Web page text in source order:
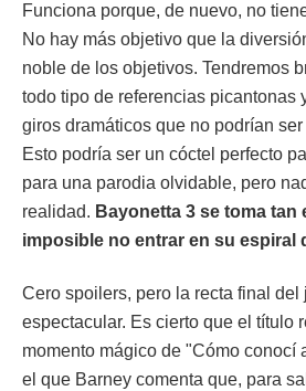
Funciona porque, de nuevo, no
No hay más objetivo que la
noble de los objetivos. Tendremos
todo tipo de referencias picantonas
giros dramáticos que no podrían
Esto podría ser un cóctel perfecto
para una parodia olvidable, pero
realidad. Bayonetta 3 se toma tan
imposible no entrar en su espiral
Cero spoilers, pero la recta final del
espectacular. Es cierto que el título
momento mágico de "Cómo conocí
el que Barney comenta que, para